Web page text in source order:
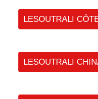
LESOUTRALI
LESOUTRALI